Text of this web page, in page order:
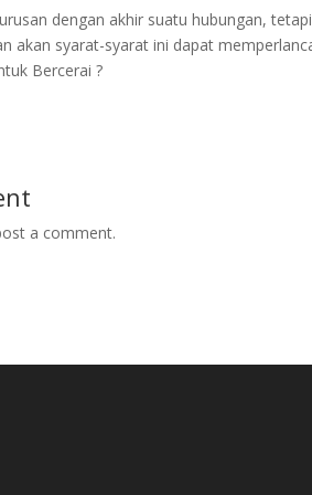
dengan akhir suatu hubungan,
akan syarat-syarat ini dapat
Bercerai ?
a comment.